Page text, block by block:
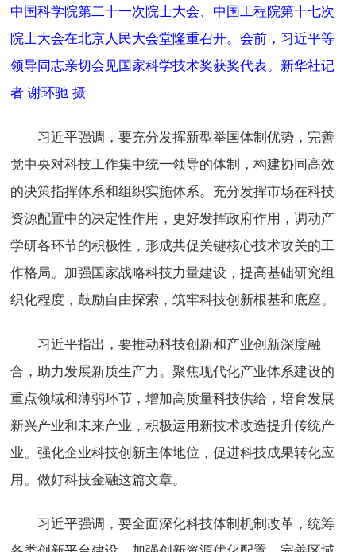
中国科学院第二十一次院士大会、中国工程院第十七次
院士大会在北京人民大会堂隆重召开。会前，习近平等
领导同志亲切会见国家科学技术奖获奖代表。新华社记
者 谢环驰 摄
习近平强调，要充分发挥新型举国体制优势，完善
党中央对科技工作集中统一领导的体制，构建协同高效
的决策指挥体系和组织实施体系。充分发挥市场在科技
资源配置中的决定性作用，更好发挥政府作用，调动产
学研各环节的积极性，形成共促关键核心技术攻关的工
作格局。加强国家战略科技力量建设，提高基础研究组
织化程度，鼓励自由探索，筑牢科技创新根基和底座。
习近平指出，要推动科技创新和产业创新深度融
合，助力发展新质生产力。聚焦现代化产业体系建设的
重点领域和薄弱环节，增加高质量科技供给，培育发展
新兴产业和未来产业，积极运用新技术改造提升传统产
业。强化企业科技创新主体地位，促进科技成果转化应
用。做好科技金融这篇文章。
习近平强调，要全面深化科技体制机制改革，统筹